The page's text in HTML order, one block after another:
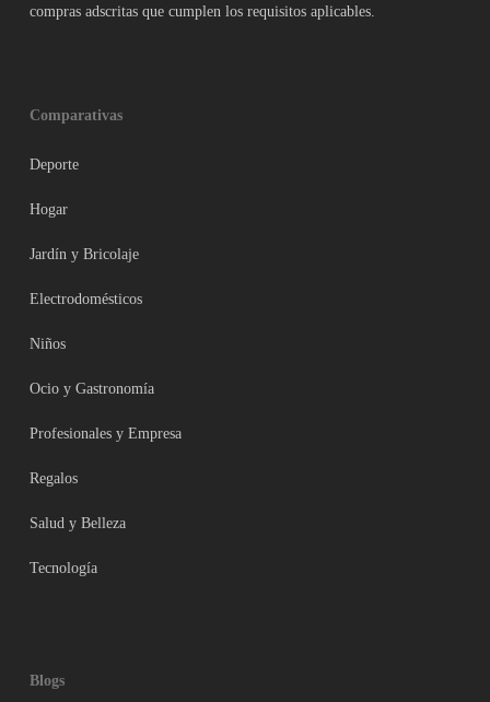
compras adscritas que cumplen los requisitos aplicables.
Comparativas
Deporte
Hogar
Jardín y Bricolaje
Electrodomésticos
Niños
Ocio y Gastronomía
Profesionales y Empresa
Regalos
Salud y Belleza
Tecnología
Blogs